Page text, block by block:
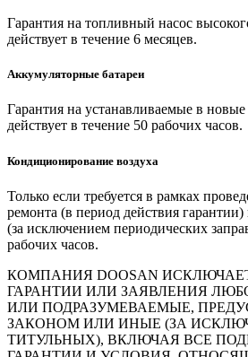
Гарантия на топливный насос
действует в течение 6 месяцев.
Аккумуляторные батареи
Гарантия на устанавливаемые в
действует в течение 50 рабочих часов.
Кондиционирование воздуха
Только если требуется в рамках
ремонта (в период действия
(за исключением периодических
рабочих часов.
КОМПАНИЯ DOOSAN
ГАРАНТИИ ИЛИ ЗАЯВЛЕНИЯ
ИЛИ ПОДРАЗУМЕВАЕМЫЕ,
ЗАКОНОМ ИЛИ ИНЫЕ (ЗА
ТИТУЛЬНЫХ), ВКЛЮЧАЯ ВСЕ